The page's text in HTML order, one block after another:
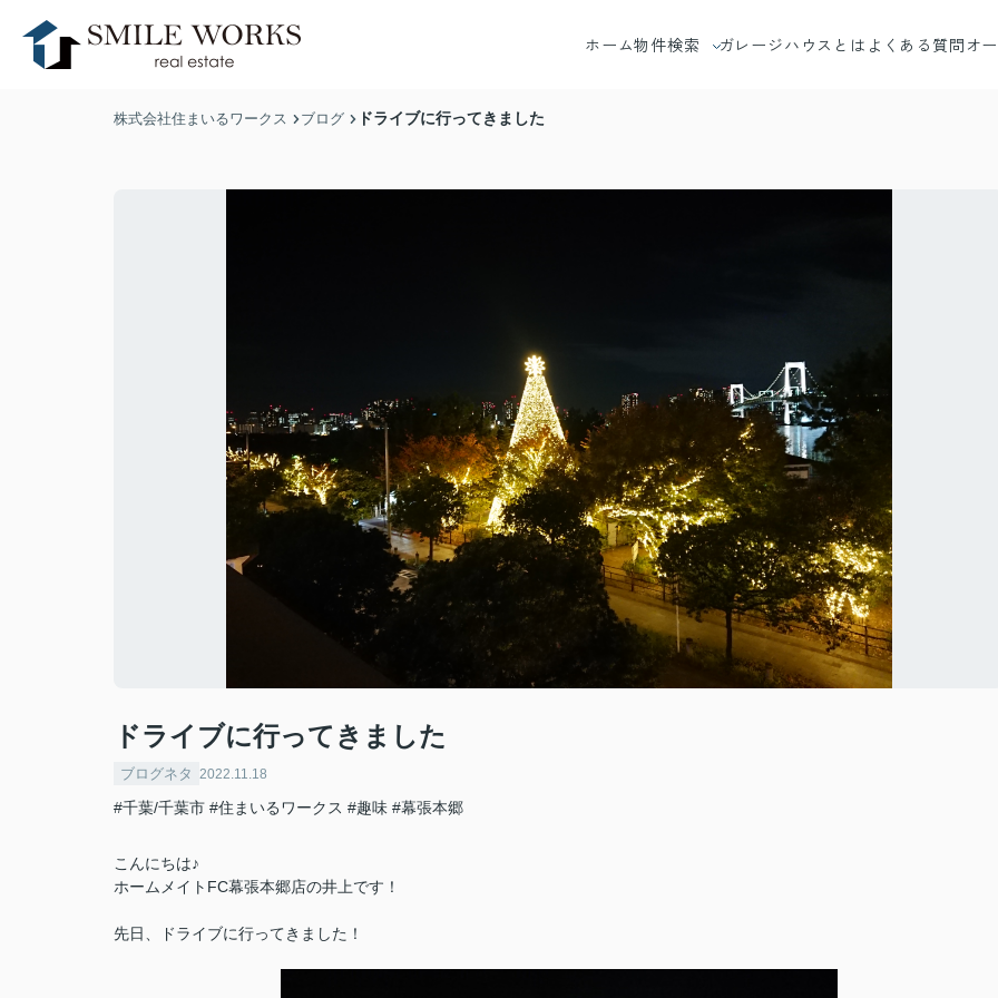
ホーム物件検索
ガレージハウスとは よくある質問 オ
株式会社住まいるワークス ブログ ドライブに行ってきました
ドライブに行ってきました
ブログネタ 2022.11.18
#千葉/千葉市 #住まいるワークス #趣味 #幕張本郷
こんにちは♪
ホームメイトFC幕張本郷店の井上です！
先日、ドライブに行ってきました！